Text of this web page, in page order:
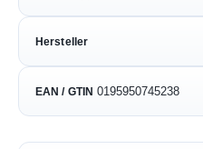
Hersteller
EAN / GTIN 0195950745238